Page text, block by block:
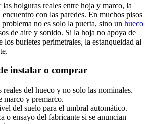
holguras reales entre hoja y marco, la
con las paredes. En muchos pisos
no es solo la puerta, sino un hueco
de aire y sonido. Si la hoja no apoya de
los burletes perimetrales, la estanqueidad al
instalar o comprar
reales del hueco y no solo las nominales.
marco y premarco.
del suelo para el umbral automático.
o ensayo del fabricante si se anuncian